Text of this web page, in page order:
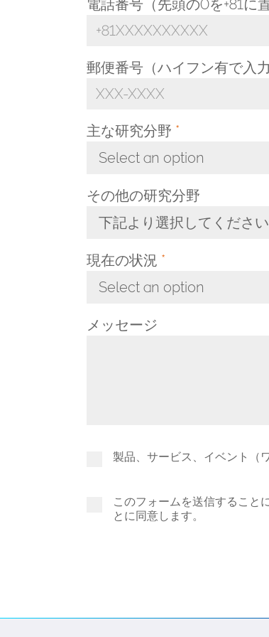
電話番号（先頭の0を+81に
郵便番号（ハイフン有で入
主な研究分野 *
Select an option
その他の研究分野
下記より選択してください
現在の状況 *
Select an option
メッセージ
製品、サービス、イベント（
このフォームを送信すること
とに同意します。